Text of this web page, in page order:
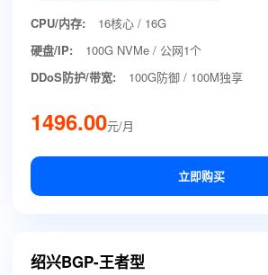
CPU/内存:
16核心 / 16G
硬盘/IP:
100G NVMe / 公网1个
DDoS防护/带宽:
100G防御 / 100M独享
1496.00元/月
立即购买
绍兴BGP-王者型